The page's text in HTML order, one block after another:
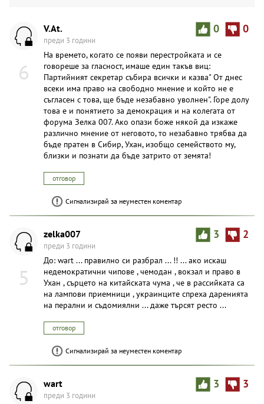
6
0 0
V.At.
преди 3 години
На времето, когато се появи перестройката и се
говореше за гласност, имаше един такъв виц:
Партийният секретар събира всички и казва" От днес
всеки има право на свободно мнение и който не е
съгласен с това, ще бъде незабавно уволнен". Горе долу
това е и понятието за демокрация и на колегата от
форума Зелка 007. Ако опази боже някой да изкаже
различно мнение от неговото, то незабавно трябва да
бъде пратен в Сибир, Ухан, изобщо семейството му,
близки и познати да бъде затрито от земята!
отговор
Сигнализирай за неуместен коментар
5
3 2
zelka007
преди 3 години
До: wart ... правилно си разбрал ... !! ... ако искаш
недемократични чипове , чемодан , вокзал и право в
Ухан , сърцето на китайската чума , че в рассийката са
на лампови приемници , украинците спреха даренията
на перални и съдомиялни ... даже търсят ресто ...
отговор
Сигнализирай за неуместен коментар
3 3
wart
преди 3 години